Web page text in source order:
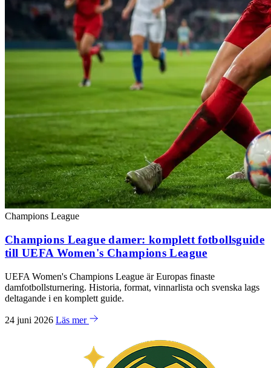
Champions League
Champions League damer: komplett fotbollsguide
till UEFA Women's Champions League
UEFA Women's Champions League är Europas finaste
damfotbollsturnering. Historia, format, vinnarlista och svenska lags
deltagande i en komplett guide.
24 juni 2026 Läs mer